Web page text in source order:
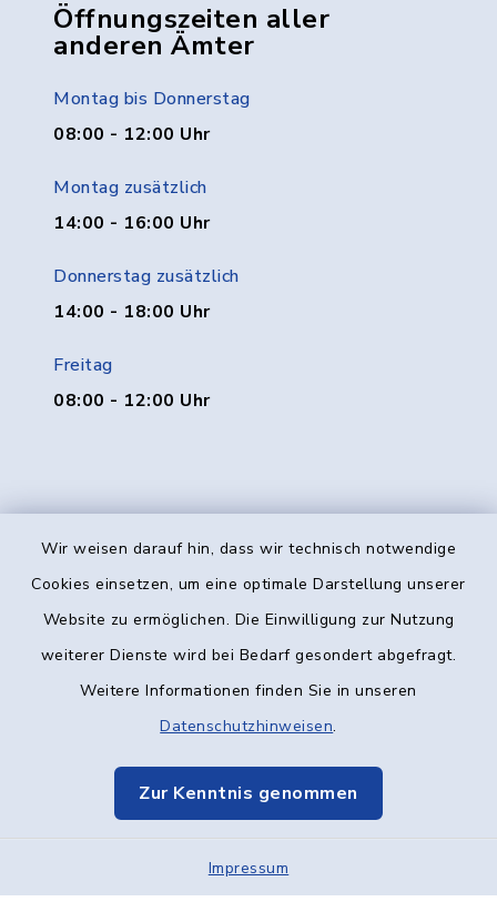
Wir weisen darauf hin, dass wir technisch notwendige
Cookies einsetzen, um eine optimale Darstellung unserer
Website zu ermöglichen. Die Einwilligung zur Nutzung
weiterer Dienste wird bei Bedarf gesondert abgefragt.
Weitere Informationen finden Sie in unseren
Datenschutzhinweisen.
Zur Kenntnis genommen
Impressum
Öffnungszeiten aller
anderen Ämter
Montag bis Donnerstag
08:00 - 12:00 Uhr
Montag zusätzlich
14:00 - 16:00 Uhr
Donnerstag zusätzlich
14:00 - 18:00 Uhr
Freitag
08:00 - 12:00 Uhr
Kontakt
Datenschutz
Elektronische Kommunikation
Sitemap